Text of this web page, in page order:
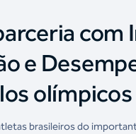
e
olímpicos
brasileiros do